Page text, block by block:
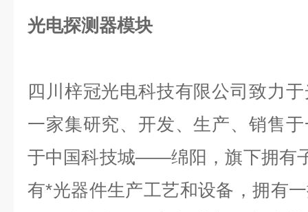
光电探测器模块
四川梓冠光电科技有限公司致力
一家集研究、开发、生产、销售
于中国科技城——绵阳，旗下拥有
有*光器件生产工艺和设备，拥有